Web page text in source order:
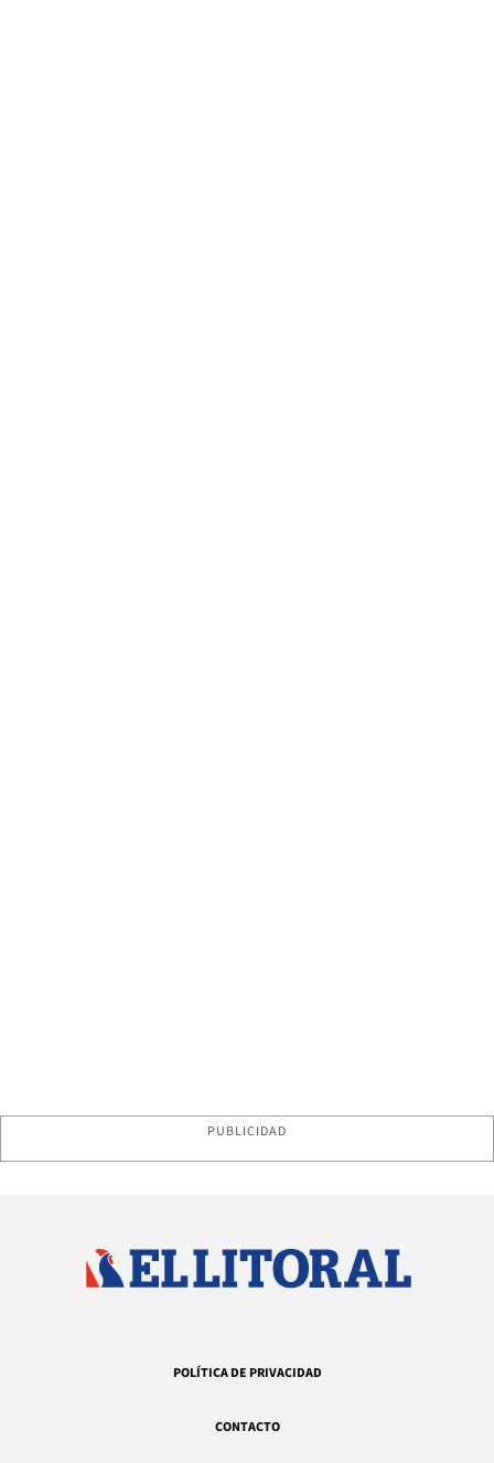
PUBLICIDAD
POLÍTICA DE PRIVACIDAD
CONTACTO